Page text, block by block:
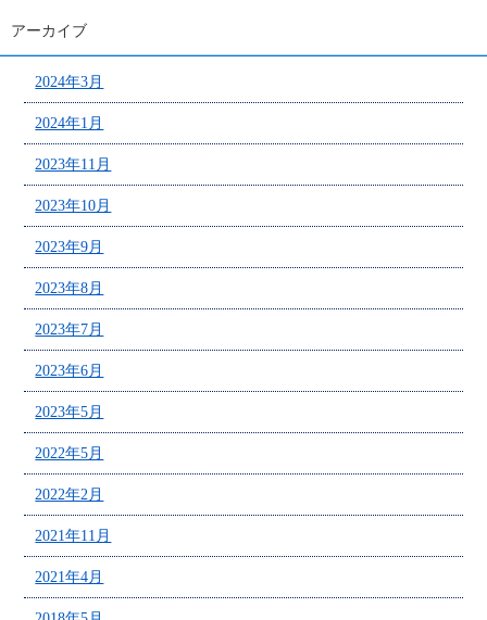
アーカイブ
2024年3月
2024年1月
2023年11月
2023年10月
2023年9月
2023年8月
2023年7月
2023年6月
2023年5月
2022年5月
2022年2月
2021年11月
2021年4月